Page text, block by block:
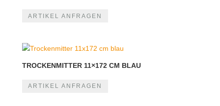
ARTIKEL ANFRAGEN
TROCKENMITTER 11×172 CM BLAU
ARTIKEL ANFRAGEN